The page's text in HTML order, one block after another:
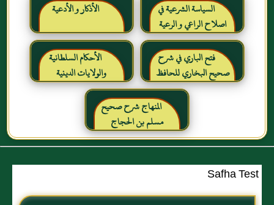
السياسة الشرعية في
اصلاح الراعي و الرعية
الأذكار و الأدعية
فتح الباري في شرح
صحيح البخاري للحافظ
ابن حجر العسقلاني
الأحكام السلطانية
والولايات الدينية
المنهاج شرح صحيح
مسلم بن الحجاج
Safha Test